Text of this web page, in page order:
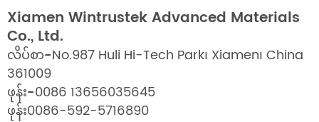
Xiamen Wintrustek Advanced Materials
Co., Ltd.
လိပ်စာ-No.987 Huli Hi-Tech Park၊ Xiamen၊ China
361009
ဖုန်း-0086 13656035645
ဖုန်း0086-592-5716890